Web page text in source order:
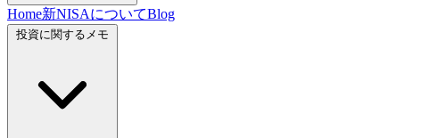
Home新NISAについてBlog